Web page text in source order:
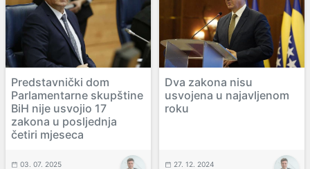
Predstavnički dom
Parlamentarne skupštine
BiH nije usvojio 17
zakona u posljednja
četiri mjeseca
03. 07. 2025
Dva zakona nisu
usvojena u najavljenom
roku
27. 12. 2024